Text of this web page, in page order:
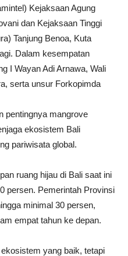
Kejaksaan Agung
dan Kejaksaan Tinggi
Tanjung Benoa, Kuta
Dalam kesempatan
I Wayan Adi Arnawa, Wali
serta unsur Forkopimda
pentingnya mangrove
ekosistem Bali
pariwisata global.
ruang hijau di Bali saat ini
persen. Pemerintah Provinsi
minimal 30 persen,
empat tahun ke depan.
yang baik, tetapi